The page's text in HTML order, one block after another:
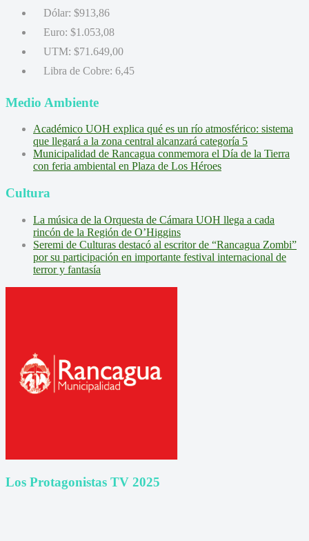
Dólar: $913,86
Euro: $1.053,08
UTM: $71.649,00
Libra de Cobre: 6,45
Medio Ambiente
Académico UOH explica qué es un río atmosférico: sistema
que llegará a la zona central alcanzará categoría 5
Municipalidad de Rancagua conmemora el Día de la Tierra
con feria ambiental en Plaza de Los Héroes
Cultura
La música de la Orquesta de Cámara UOH llega a cada
rincón de la Región de O’Higgins
Seremi de Culturas destacó al escritor de “Rancagua Zombi”
por su participación en importante festival internacional de
terror y fantasía
Los Protagonistas TV 2025